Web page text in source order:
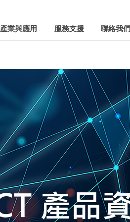
產業與應用 服務支援 聯絡我們